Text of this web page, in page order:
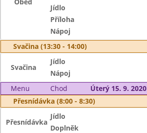
Jídlo
Příloha
Nápoj
Svačina (13:30 - 14:00)
Svačina
Jídlo
Nápoj
Menu
Chod
Úterý 15. 9. 2020
Přesnídávka (8:00 - 8:30)
Přesnídávka
Jídlo
Doplněk